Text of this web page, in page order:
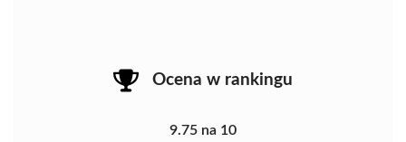
Ocena w rankingu
9.75 na 10